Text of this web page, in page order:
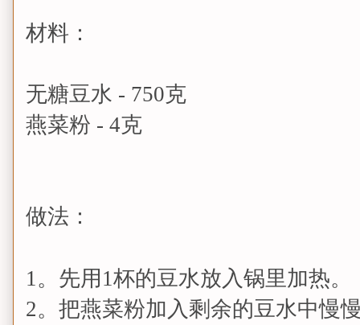
材料：
无糖豆水 - 750克
燕菜粉 - 4克
做法：
1。先用1杯的豆水放入锅里加热。
2。把燕菜粉加入剩余的豆水中慢